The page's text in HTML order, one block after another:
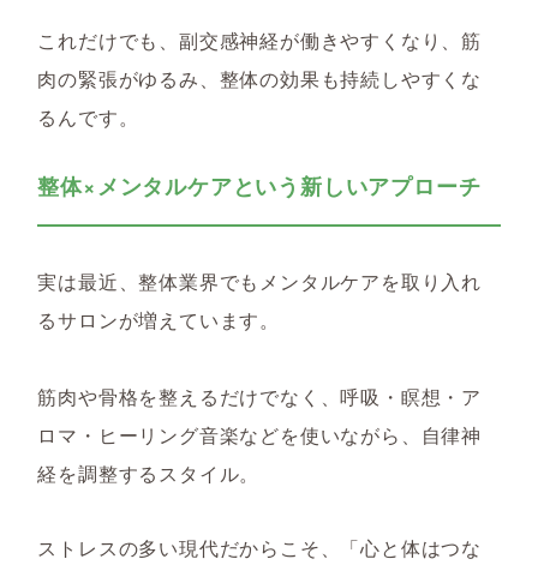
これだけでも、副交感神経が働きやすくなり、筋
肉の緊張がゆるみ、 整体の効果も持続しやすくな
るんです。
整体×メンタルケアという新しいアプローチ
実は最近、整体業界でも メンタルケアを取り入れ
るサロンが増えています。
筋肉や骨格を整えるだけでなく、呼吸・瞑想・ア
ロマ・ヒーリング音楽などを使いながら、自律神
経を調整するスタイル。
ストレスの多い現代だからこそ、「心と体はつな